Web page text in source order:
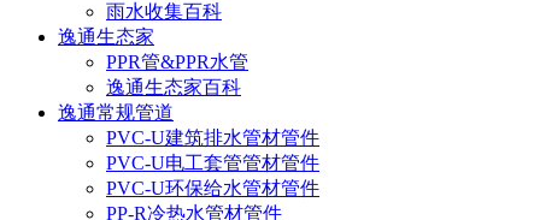
雨水收集百科
逸通生态家
PPR管&PPR水管
逸通生态家百科
逸通常规管道
PVC-U建筑排水管材管件
PVC-U电工套管管材管件
PVC-U环保给水管材管件
PP-R冷热水管材管件